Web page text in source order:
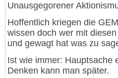
Unausgegorener
Hoffentlich kriegen die
wissen doch wer mit
und gewagt hat was zu
Ist wie immer: Hauptsache
Denken kann man später.